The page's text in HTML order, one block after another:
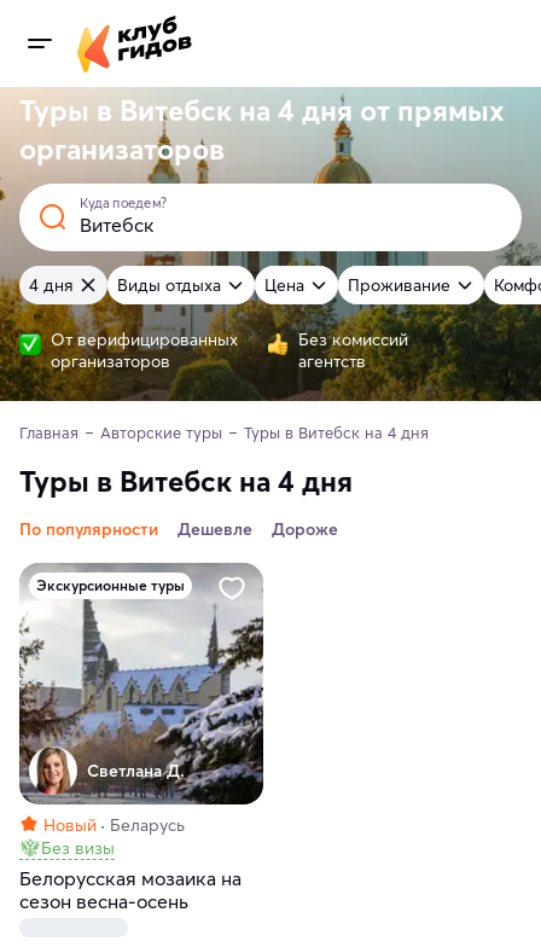
Туры в Витебск на 4 дня от прямых
организаторов
Куда поедем?
4 дня Виды отдыха Цена Проживание
От верифицированных
организаторов
Без комиссий
агентств
Главная Авторские туры Туры в Витебск на 4 дня
Туры в Витебск на 4 дня
По популярности Дешевле Дороже
Экскурсионные туры
Светлана Д.
Новый
Беларусь
Без визы
Белорусская мозаика на
сезон весна-осень